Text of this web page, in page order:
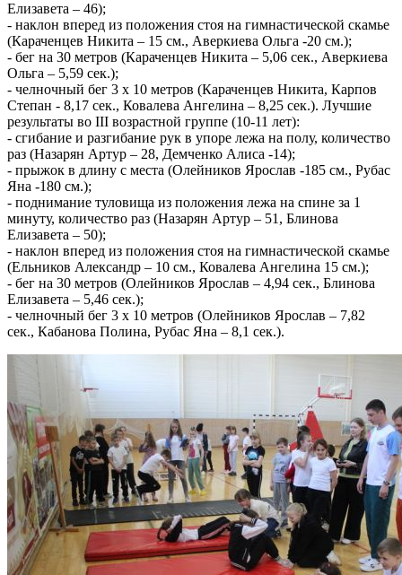
Елизавета – 46);
- наклон вперед из положения стоя на гимнастической скамье
(Караченцев Никита – 15 см., Аверкиева Ольга -20 см.);
- бег на 30 метров (Караченцев Никита – 5,06 сек., Аверкиева
Ольга – 5,59 сек.);
- челночный бег 3 х 10 метров (Караченцев Никита, Карпов
Степан - 8,17 сек., Ковалева Ангелина – 8,25 сек.). Лучшие
результаты во III возрастной группе (10-11 лет):
- сгибание и разгибание рук в упоре лежа на полу, количество
раз (Назарян Артур – 28, Демченко Алиса -14);
- прыжок в длину с места (Олейников Ярослав -185 см., Рубас
Яна -180 см.);
- поднимание туловища из положения лежа на спине за 1
минуту, количество раз (Назарян Артур – 51, Блинова
Елизавета – 50);
- наклон вперед из положения стоя на гимнастической скамье
(Ельников Александр – 10 см., Ковалева Ангелина 15 см.);
- бег на 30 метров (Олейников Ярослав – 4,94 сек., Блинова
Елизавета – 5,46 сек.);
- челночный бег 3 х 10 метров (Олейников Ярослав – 7,82
сек., Кабанова Полина, Рубас Яна – 8,1 сек.).